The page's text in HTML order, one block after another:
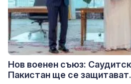
Нов военен съюз:
Пакистан ще се